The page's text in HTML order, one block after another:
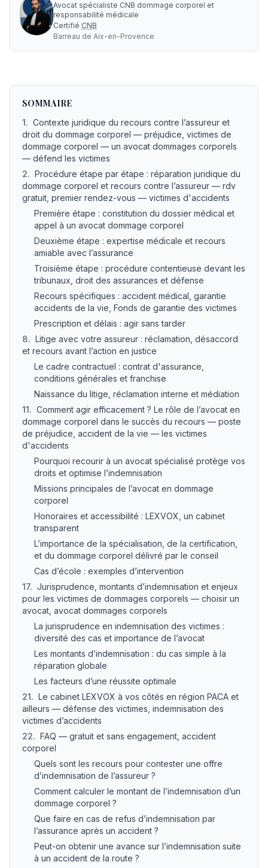
Avocat spécialiste CNB dommage corporel et
responsabilité médicale
Certifié CNB
Barreau de Aix-en-Provence
SOMMAIRE
1. Contexte juridique du recours contre l’assureur et
droit du dommage corporel — préjudice, victimes de
dommage corporel — un avocat dommages corporels
— défend les victimes
2. Procédure étape par étape : réparation juridique du
dommage corporel et recours contre l’assureur — rdv
gratuit, premier rendez-vous — victimes d'accidents
Première étape : constitution du dossier médical et
appel à un avocat dommage corporel
Deuxième étape : expertise médicale et recours
amiable avec l’assurance
Troisième étape : procédure contentieuse devant les
tribunaux, droit des assurances et défense
Recours spécifiques : accident médical, garantie
accidents de la vie, Fonds de garantie des victimes
Prescription et délais : agir sans tarder
8. Litige avec votre assureur : réclamation, désaccord
et recours avant l’action en justice
Le cadre contractuel : contrat d'assurance,
conditions générales et franchise
Naissance du litige, réclamation interne et médiation
11. Comment agir efficacement ? Le rôle de l’avocat en
dommage corporel dans le succès du recours — poste
de préjudice, accident de la vie — les victimes
d'accidents
Pourquoi recourir à un avocat spécialisé protège vos
droits et optimise l’indemnisation
Missions principales de l’avocat en dommage
corporel
Honoraires et accessibilité : LEXVOX, un cabinet
transparent
L’importance de la spécialisation, de la certification,
et du dommage corporel délivré par le conseil
Cas d’école : exemples d’intervention
17. Jurisprudence, montants d’indemnisation et enjeux
pour les victimes de dommages corporels — choisir un
avocat, avocat dommages corporels
La jurisprudence en indemnisation des victimes :
diversité des cas et importance de l’avocat
Les montants d’indemnisation : du cas simple à la
réparation globale
Les facteurs d’une réussite optimale
21. Le cabinet LEXVOX à vos côtés en région PACA et
ailleurs — défense des victimes, indemnisation des
victimes d’accidents
22. FAQ — gratuit et sans engagement, accident
corporel
Quels sont les recours pour contester une offre
d’indemnisation de l’assureur ?
Comment calculer le montant de l’indemnisation d’un
dommage corporel ?
Que faire en cas de refus d’indemnisation par
l’assurance après un accident ?
Peut-on obtenir une avance sur l’indemnisation suite
à un accident de la route ?